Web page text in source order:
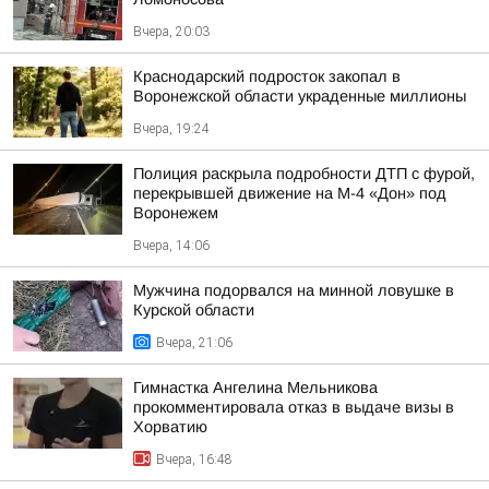
Вчера, 20:03
Краснодарский подросток закопал в
Воронежской области украденные миллионы
Вчера, 19:24
Полиция раскрыла подробности ДТП с фурой,
перекрывшей движение на М-4 «Дон» под
Воронежем
Вчера, 14:06
Мужчина подорвался на минной ловушке в
Курской области
Вчера, 21:06
Гимнастка Ангелина Мельникова
прокомментировала отказ в выдаче визы в
Хорватию
Вчера, 16:48